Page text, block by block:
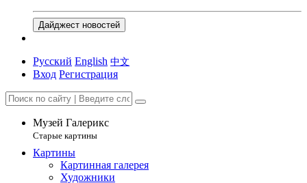
Дайджест новостей
Русский English 中文
Вход Регистрация
Музей Галерикс
Старые картины
Картины
Картинная галерея
Художники